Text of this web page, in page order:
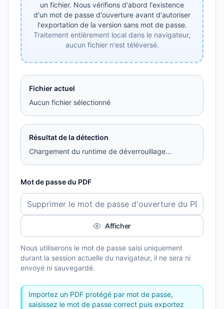
un fichier. Nous vérifions d'abord l'existence
d'un mot de passe d'ouverture avant d'autoriser
l'exportation de la version sans mot de passe.
Traitement entièrement local dans le navigateur,
aucun fichier n'est téléversé.
Fichier actuel
Aucun fichier sélectionné
Résultat de la détection
Chargement du runtime de déverrouillage...
Mot de passe du PDF
Afficher
Nous utiliserons le mot de passe saisi uniquement
durant la session actuelle du navigateur, il ne sera ni
envoyé ni sauvegardé.
Importez un PDF protégé par mot de passe,
saisissez le mot de passe correct puis exportez